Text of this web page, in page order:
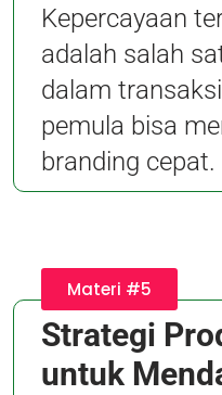
Kepercayaan
adalah salah
dalam
pemula bisa
branding cepat.
Materi #5
Strategi
untuk